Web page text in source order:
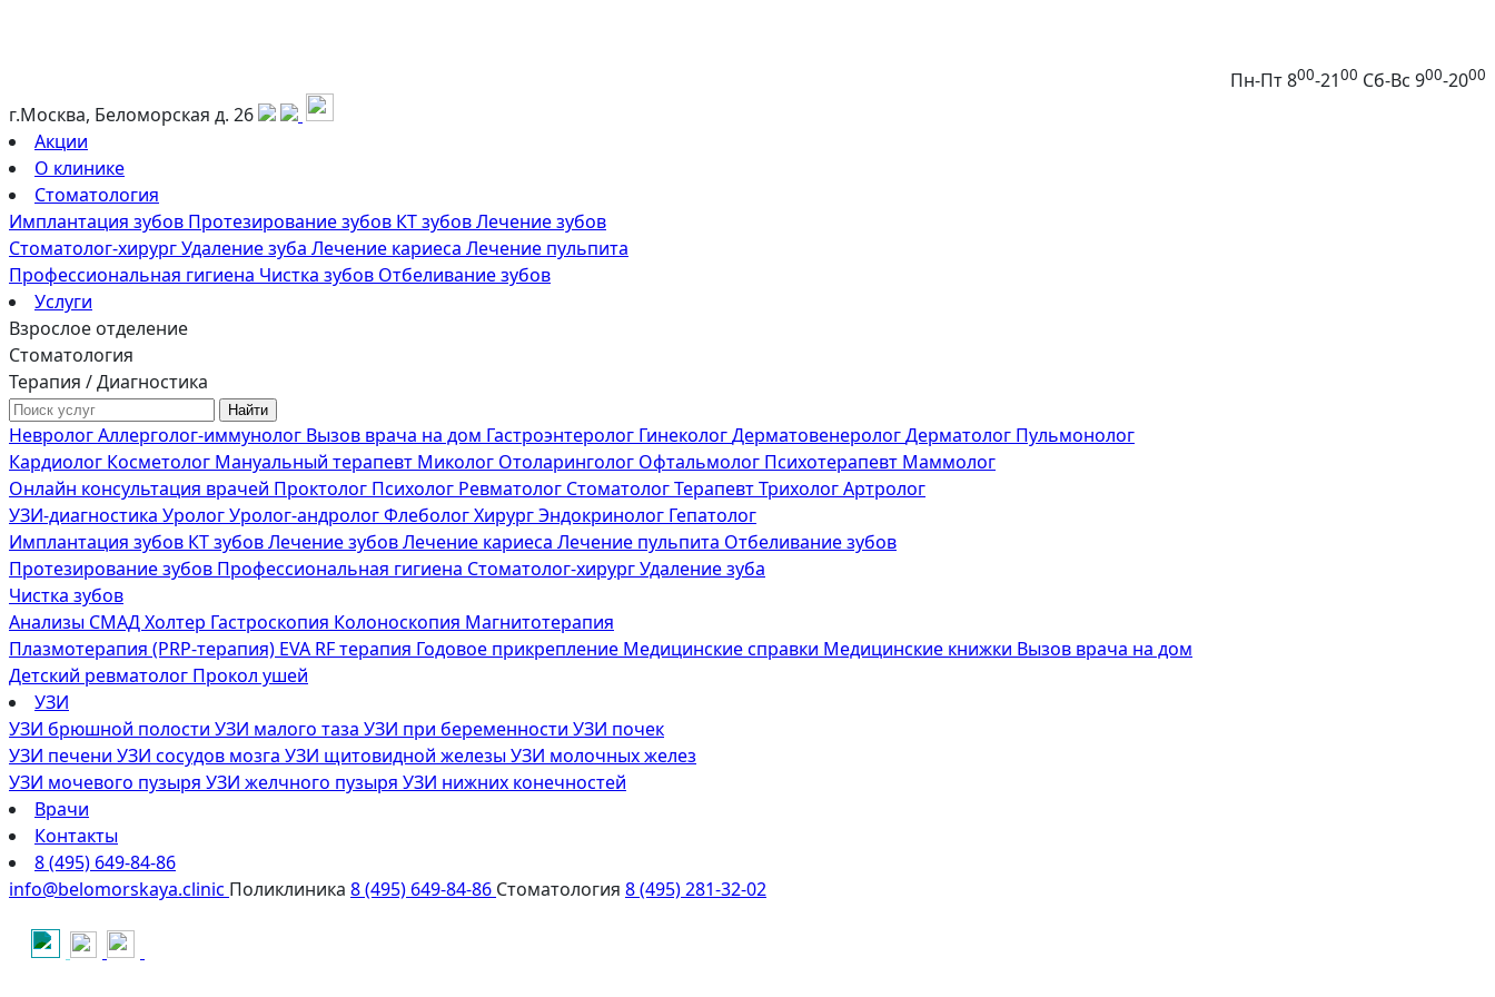
Пн-Пт 800-2100 Сб-Вс 900-2000
г.Москва, Беломорская д. 26
Акции
О клинике
Стоматология
Имплантация зубов Протезирование зубов КТ зубовЛечение зубов
Стоматолог-хирургУдаление зуба Лечение кариеса Лечение пульпита
Профессиональная гигиена Чистка зубов Отбеливание зубов
Услуги
Взрослое отделение
Стоматология
Терапия / Диагностика
НеврологАллерголог-иммунолог Вызов врача на дом Гастроэнтеролог ГинекологДерматовенерологДерматолог Пульмонолог
Кардиолог Косметолог Мануальный терапевт Миколог Отоларинголог Офтальмолог Психотерапевт Маммолог
Онлайн консультация врачей Проктолог Психолог Ревматолог СтоматологТерапевтТрихологАртролог
УЗИ-диагностика УрологУролог-андрологФлебологХирургЭндокринолог Гепатолог
Имплантация зубов КТ зубовЛечение зубовЛечение кариеса Лечение пульпита Отбеливание зубов
Протезирование зубов Профессиональная гигиена Стоматолог-хирургУдаление зуба
Чистка зубов
Анализы СМАДХолтер Гастроскопия Колоноскопия Магнитотерапия
Плазмотерапия (PRP-терапия) EVA RF терапия Годовое прикрепление Медицинские справки Медицинские книжки Вызов врача на дом
Детский ревматолог Прокол ушей
УЗИ
УЗИ брюшной полости УЗИ малого таза УЗИ при беременности УЗИ почек
УЗИ печени УЗИ сосудов мозга УЗИ щитовидной железыУЗИ молочных желез
УЗИ мочевого пузыря УЗИ желчного пузыря УЗИ нижних конечностей
Врачи
Контакты
8 (495) 649-84-86
info@belomorskaya.clinic Поликлиника 8 (495) 649-84-86 Стоматология 8 (495) 281-32-02